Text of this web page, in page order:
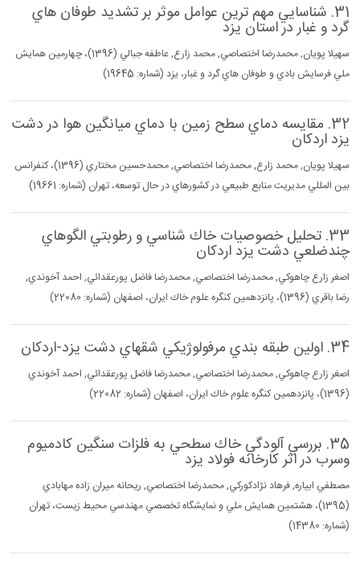
31. شناسايي مهم ترين عوامل موثر بر تشديد طوفان هاي
گرد و غبار در استان يزد
سهيلا پويان, محمدرضا اختصاصي, محمد زارع, عاطفه جبالي (1396)، چهارمين همايش
ملي فرسايش بادي و طوفان هاي گرد و غبار، يزد (شماره: 19645)
32. مقايسه دماي سطح زمين با دماي ميانگين هوا در دشت
يزد اردكان
سهيلا پويان, محمد زارع, محمدرضا اختصاصي, محمدحسين مختاري (1396)، كنفرانس
بين المللي مديريت منابع طبيعي در كشورهاي در حال توسعه، تهران (شماره: 19661)
33. تحليل خصوصيات خاك شناسي و رطوبتي الگوهاي
چندضلعي دشت يزد اردكان
اصغر زارع چاهوكي, محمدرضا اختصاصي, محمدرضا فاضل پورعقدائي, احمد آخوندي,
رضا باقري (1396)، پانزدهمين كنگره علوم خاك ايران، اصفهان (شماره: 22080)
34. اولين طبقه بندي مرفولوژيكي شقهاي دشت يزد-اردكان
اصغر زارع چاهوكي, محمدرضا اختصاصي, محمدرضا فاضل پورعقدائي, احمد آخوندي
(1396)، پانزدهمين كنگره علوم خاك ايران، اصفهان (شماره: 22082)
35. بررسي آلودگي خاك سطحي به فلزات سنگين كادميوم
وسرب در اثر كارخانه فولاد يزد
مصطفي ابياره, فرهاد نژادكوركي, محمدرضا اختصاصي, ريحانه ميران زاده مهابادي
(1395)، هشتمين همايش ملي و نمايشگاه تخصصي مهندسي محيط زيست، تهران
(شماره: 14380)